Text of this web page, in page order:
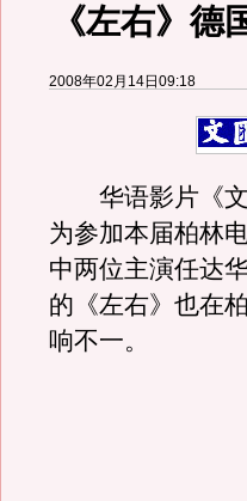
《左右》
2008年02月14日09:18
华语影片《文
为参加本届柏林
中两位主演任达
的《左右》也在
响不一。